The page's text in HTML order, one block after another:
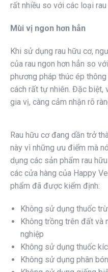
rất nhiều so với các loại
Mùi vị ngon hơn hẳn
Khi sử dụng rau hữu cơ,
của rau ngon hơn hẳn so
phương pháp thúc ép
cách rất tự nhiên. Đặc biệt,
gia vị, càng cảm nhận rõ
Rau hữu cơ đang dần trở
này vì những ưu điểm mà
dụng các sản phẩm rau
các cửa hàng của Happy
phẩm đã được kiểm định:
Không sử dụng thuốc
Không trồng trên đất và
nghiệp
Không sử dụng thuốc
Không sử dụng phân